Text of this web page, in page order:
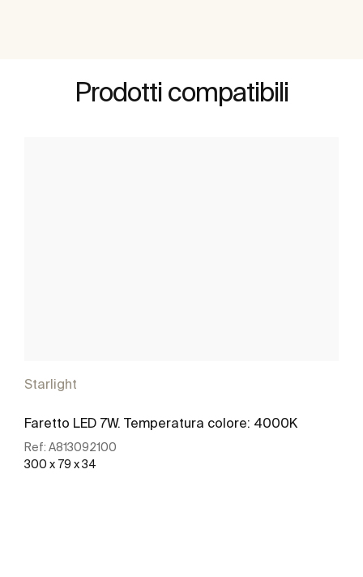
Prodotti compatibili
Starlight
Faretto LED 7W. Temperatura colore: 4000K
Ref: A813092100
300 x 79 x 34